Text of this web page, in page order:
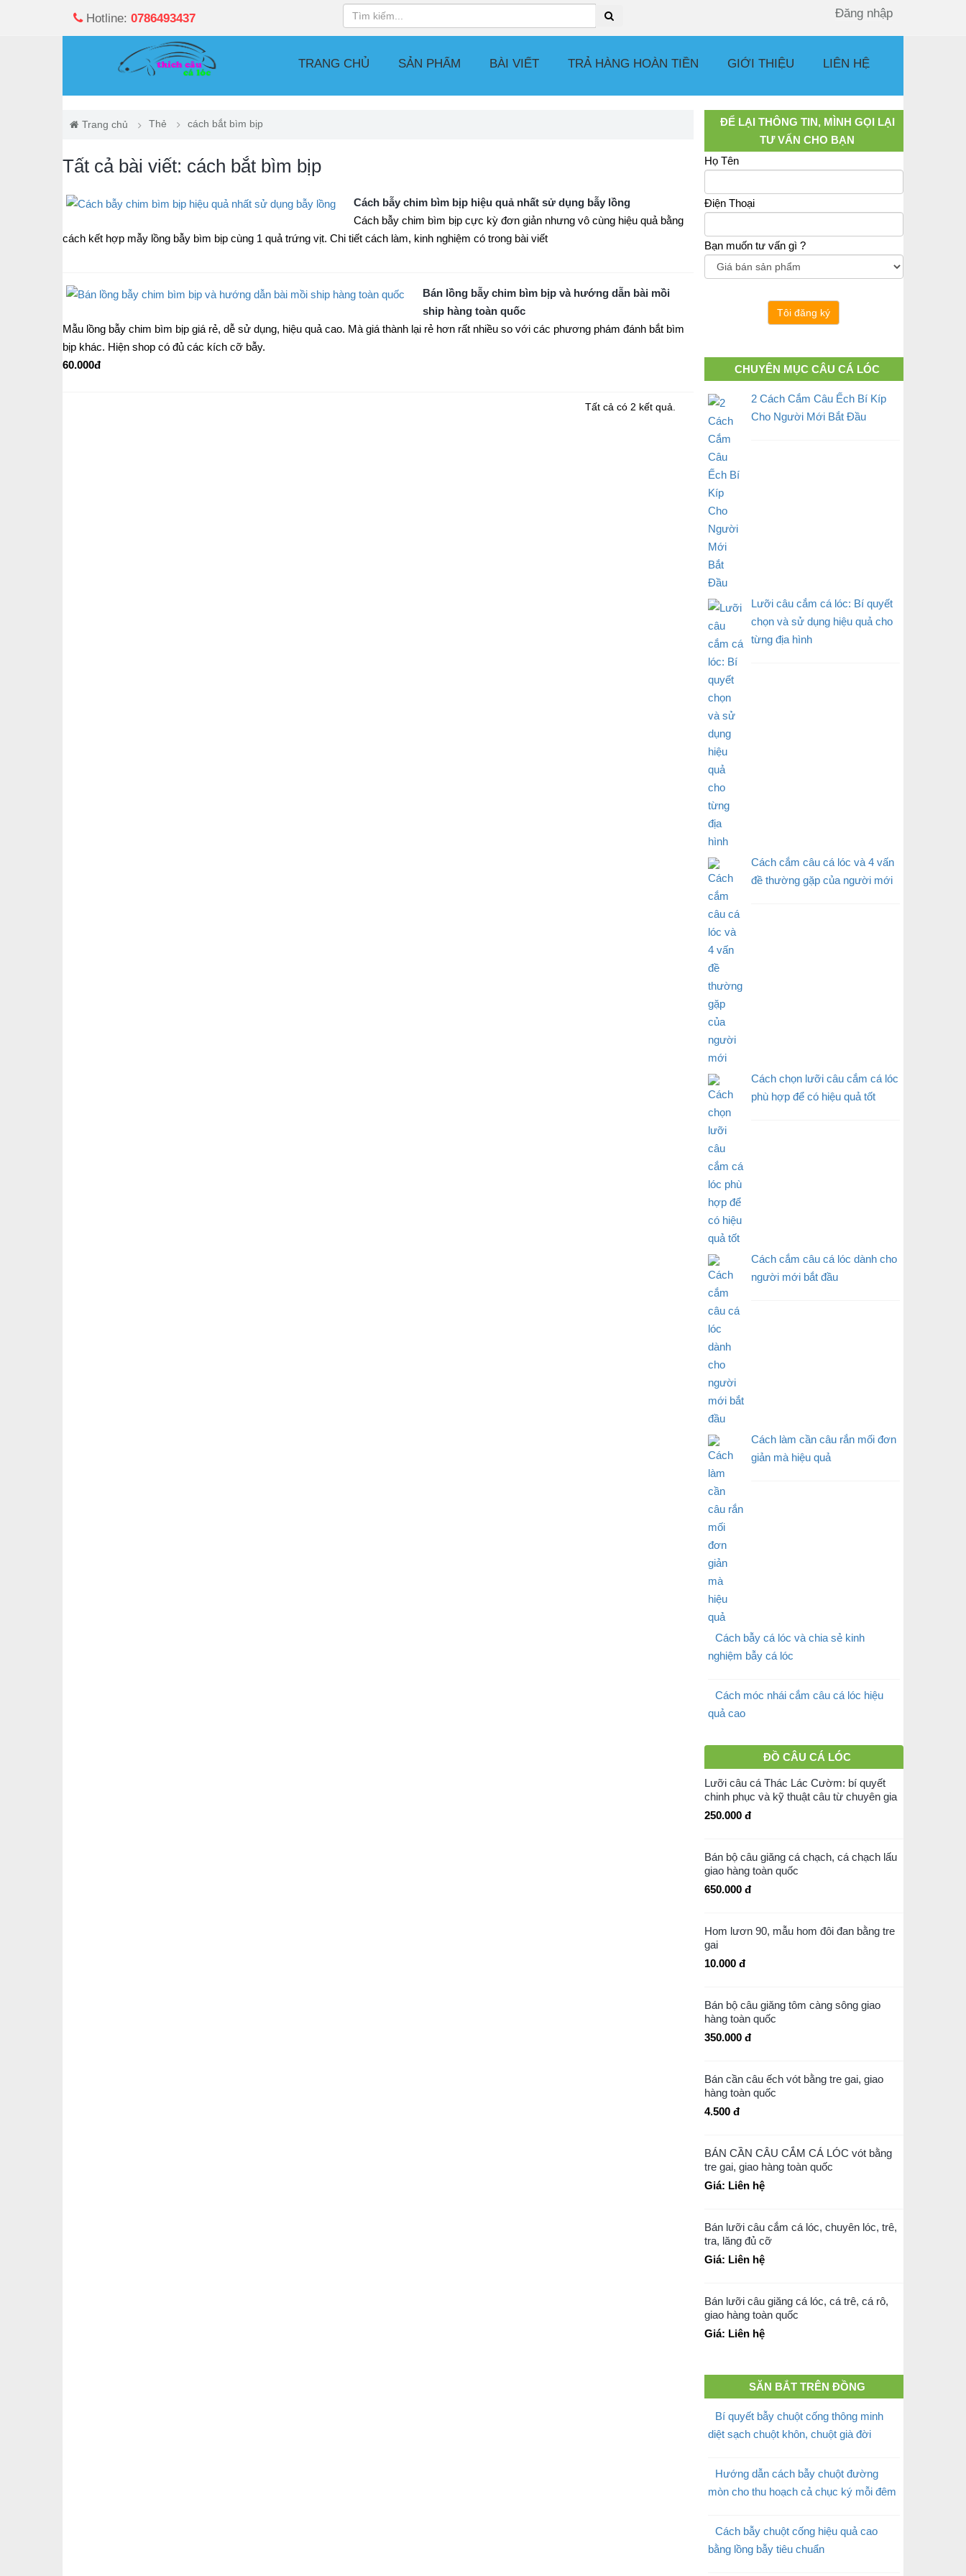
Hotline: 0786493437 Đăng nhập
TRANG CHỦ SẢN PHẨM BÀI VIẾT TRẢ HÀNG HOÀN TIỀN GIỚI THIỆU LIÊN HỆ
Trang chủ Thẻ cách bắt bìm bịp
Tất cả bài viết: cách bắt bìm bịp
Cách bẫy chim bìm bịp hiệu quả nhất sử dụng bẫy lồng
Cách bẫy chim bìm bịp cực kỳ đơn giản nhưng vô cùng hiệu quả bằng
cách kết hợp mẫy lồng bẫy bìm bịp cùng 1 quả trứng vịt. Chi tiết cách làm, kinh nghiệm có trong bài viết
Bán lồng bẫy chim bìm bịp và hướng dẫn bài mồi
ship hàng toàn quốc
Mẫu lồng bẫy chim bìm bịp giá rẻ, dễ sử dụng, hiệu quả cao. Mà giá thành lại rẻ hơn rất nhiều so với các phương phám đánh bắt bìm
bịp khác. Hiện shop có đủ các kích cỡ bẫy.
60.000đ
Tất cả có 2 kết quả.
ĐỂ LẠI THÔNG TIN, MÌNH GỌI LẠI
TƯ VẤN CHO BẠN
Họ Tên
Điện Thoại
Bạn muốn tư vấn gì ?
Tôi đăng ký
CHUYÊN MỤC CÂU CÁ LÓC
2 Cách Cắm Câu Ếch Bí Kíp
Cho Người Mới Bắt Đầu
Lưỡi câu cắm cá lóc: Bí quyết
chọn và sử dụng hiệu quả cho
từng địa hình
Cách cắm câu cá lóc và 4 vấn
đề thường gặp của người mới
Cách chọn lưỡi câu cắm cá lóc
phù hợp để có hiệu quả tốt
Cách cắm câu cá lóc dành cho
người mới bắt đầu
Cách làm cần câu rắn mối đơn
giản mà hiệu quả
Cách bẫy cá lóc và chia sẻ kinh
nghiệm bẫy cá lóc
Cách móc nhái cắm câu cá lóc hiệu
quả cao
ĐỒ CÂU CÁ LÓC
Lưỡi câu cá Thác Lác Cườm: bí quyết
chinh phục và kỹ thuật câu từ chuyên gia
250.000 đ
Bán bộ câu giăng cá chạch, cá chạch lấu
giao hàng toàn quốc
650.000 đ
Hom lươn 90, mẫu hom đôi đan bằng tre
gai
10.000 đ
Bán bộ câu giăng tôm càng sông giao
hàng toàn quốc
350.000 đ
Bán cần câu ếch vót bằng tre gai, giao
hàng toàn quốc
4.500 đ
BÁN CẦN CÂU CẮM CÁ LÓC vót bằng
tre gai, giao hàng toàn quốc
Giá: Liên hệ
Bán lưỡi câu cắm cá lóc, chuyên lóc, trê,
tra, lăng đủ cỡ
Giá: Liên hệ
Bán lưỡi câu giăng cá lóc, cá trê, cá rô,
giao hàng toàn quốc
Giá: Liên hệ
SĂN BẮT TRÊN ĐỒNG
Bí quyết bẫy chuột cống thông minh
diệt sạch chuột khôn, chuột già đời
Hướng dẫn cách bẫy chuột đường
mòn cho thu hoạch cả chục ký mỗi đêm
Cách bẫy chuột cống hiệu quả cao
bằng lồng bẫy tiêu chuẩn